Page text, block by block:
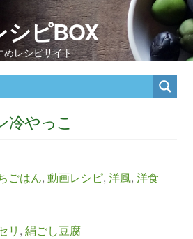
ピBOX
めレシピサイト
冷やっこ
ごはん, 動画レシピ, 洋風, 洋食
リ , 絹ごし豆腐